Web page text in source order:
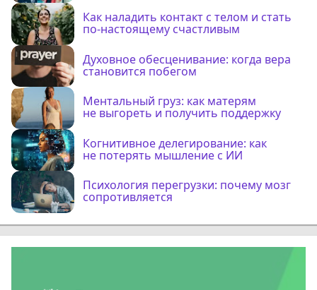
Как наладить контакт с телом и стать
по-настоящему счастливым
Духовное обесценивание: когда вера
становится побегом
Ментальный груз: как матерям
не выгореть и получить поддержку
Когнитивное делегирование: как
не потерять мышление с ИИ
Психология перегрузки: почему мозг
сопротивляется